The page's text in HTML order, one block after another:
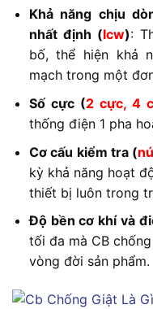
Khả năng chịu
nhất định (Icw):
bố, thể hiện khả
mạch trong một
Số cực (2 cực, 4
thống điện 1 pha
Cơ cấu kiểm tra (
kỳ khả năng hoạt
thiết bị luôn trong
Độ bền cơ khí và
tối đa mà CB
vòng đời sản phẩm.